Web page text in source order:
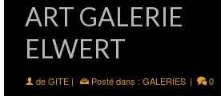
ART GALERIE
ELWERT
deGITE | Posté dans : GALERIES | 0